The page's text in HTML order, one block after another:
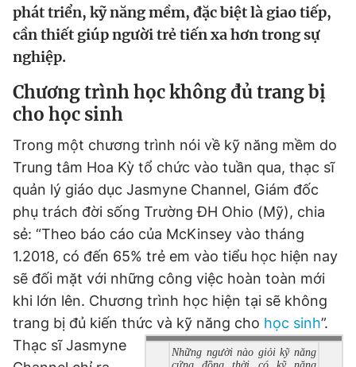
Video Magazine
Tiện ích Bạn cần biết
Thông tin tòa soạn Liên hệ quảng cáo
Đọc Thanh Niên trên điện thoại
phát triển, kỹ năng mềm, đặc biệt là giao tiếp,
cần thiết giúp người trẻ tiến xa hơn trong sự
nghiệp.
Chương trình học không đủ trang bị
cho học sinh
Trong một chương trình nói về kỹ năng mềm do
Trung tâm Hoa Kỳ tổ chức vào tuần qua, thạc sĩ
quản lý giáo dục Jasmyne Channel, Giám đốc
phụ trách đời sống Trường ĐH Ohio (Mỹ), chia
sẻ: “Theo báo cáo của McKinsey vào tháng
1.2018, có đến 65% trẻ em vào tiểu học hiện nay
sẽ đối mặt với những công việc hoàn toàn mới
khi lớn lên. Chương trình học hiện tại sẽ không
trang bị đủ kiến thức và kỹ năng cho học sinh”.
Những người nào giỏi kỹ năng
Thạc sĩ Jasmyne